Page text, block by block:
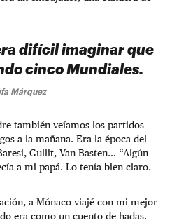
difícil imaginar que
cinco Mundiales.
Márquez
también veíamos los partidos
a la mañana. Era la época del
Gullit, Van Basten… “Algún
a mi papá. Lo tenía bien claro.
a Mónaco viajé con mi mejor
era como un cuento de hadas.